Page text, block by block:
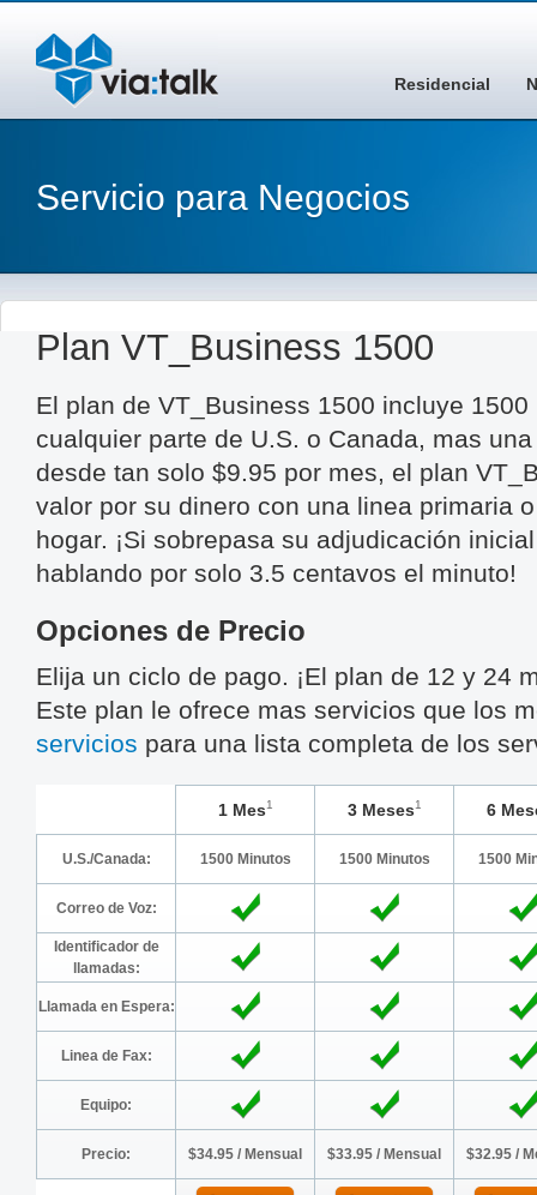
Residencial
Servicio para Negocios
Plan VT_Business 1500
El plan de VT_Business 1500 incluye
cualquier parte de U.S. o Canada, mas
desde tan solo $9.95 por mes, el plan
valor por su dinero con una linea primaria
hogar. ¡Si sobrepasa su adjudicación
hablando por solo 3.5 centavos el minuto!
Opciones de Precio
Elija un ciclo de pago. ¡El plan de 12 y 24
Este plan le ofrece mas servicios que los
servicios para una lista completa de los
1 Mes1 3 Meses1 6
U.S./Canada: 1500 Minutos 1500 Minutos 1500
Correo de Voz:
Identificador de
llamadas:
Llamada en Espera:
Linea de Fax:
Equipo:
Precio: $34.95 / Mensual $33.95 / Mensual $32.95 /